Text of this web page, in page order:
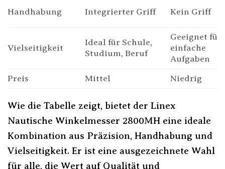
Handhabung Integrierter Griff Kein Griff
Vielseitigkeit
Ideal für Schule,
Studium, Beruf
Geeignet für
einfache
Aufgaben
Preis Mittel Niedrig
Wie die Tabelle zeigt, bietet der Linex
Nautische Winkelmesser 2800MH eine ideale
Kombination aus Präzision, Handhabung und
Vielseitigkeit. Er ist eine ausgezeichnete Wahl
für alle, die Wert auf Qualität und